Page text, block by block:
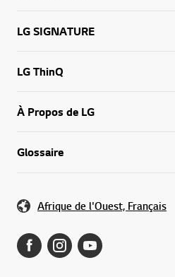
LG SIGNATURE
LG ThinQ
À Propos de LG
Glossaire
Afrique de l'Ouest, Français